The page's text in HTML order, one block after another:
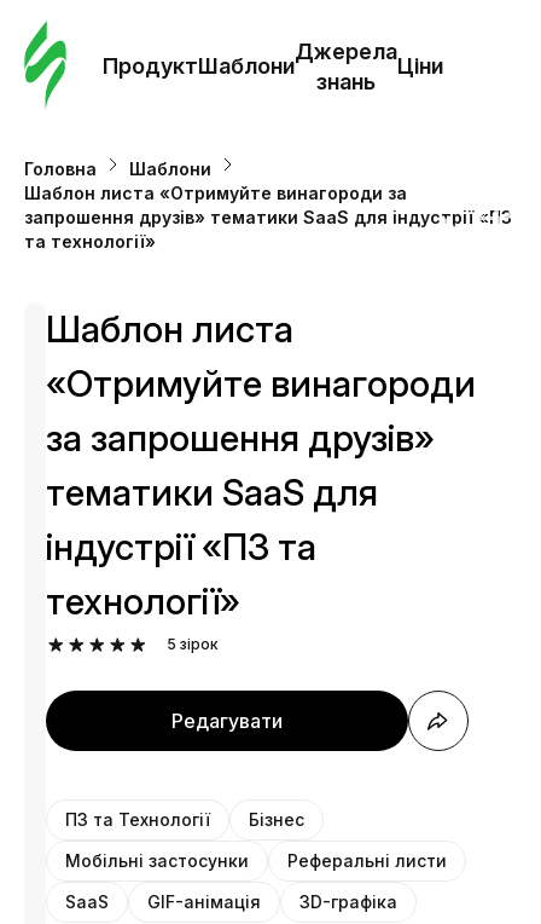
ПродуктШаблони
Джерела
знань
Ціни
Головна
Шаблони
Шаблон листа «Отримуйте винагороди за
запрошення друзів» тематики SaaS для індустрії «ПЗ
та технології»
Шаблон листа
«Отримуйте винагороди
за запрошення друзів»
тематики SaaS для
індустрії «ПЗ та
технології»
5 зірок
Редагувати
ПЗ та Технології
Бізнес
Мобільні застосунки
Реферальнi листи
SaaS
GIF-анімація 3D-графіка